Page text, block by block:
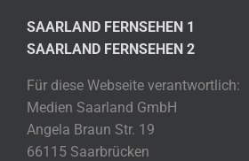
SAARLAND FERNSEHEN 1
SAARLAND FERNSEHEN 2
Für diese Webseite verantwortlich:
Medien Saarland GmbH
Angela Braun Str. 19
66115 Saarbrücken